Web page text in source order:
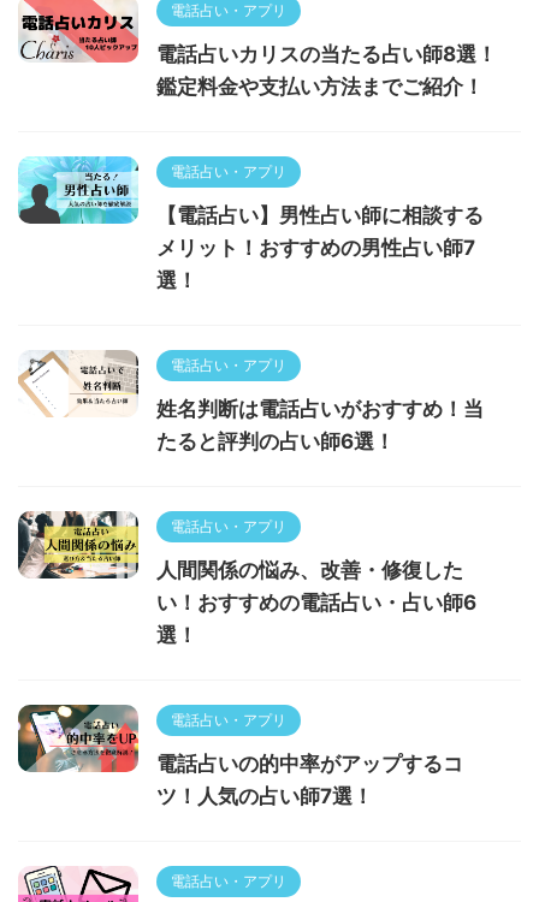
電話占い・アプリ
電話占いカリスの当たる占い師8選！
鑑定料金や支払い方法までご紹介！
電話占い・アプリ
【電話占い】男性占い師に相談する
メリット！おすすめの男性占い師7
選！
電話占い・アプリ
姓名判断は電話占いがおすすめ！当
たると評判の占い師6選！
電話占い・アプリ
人間関係の悩み、改善・修復した
い！おすすめの電話占い・占い師6
選！
電話占い・アプリ
電話占いの的中率がアップするコ
ツ！人気の占い師7選！
電話占い・アプリ